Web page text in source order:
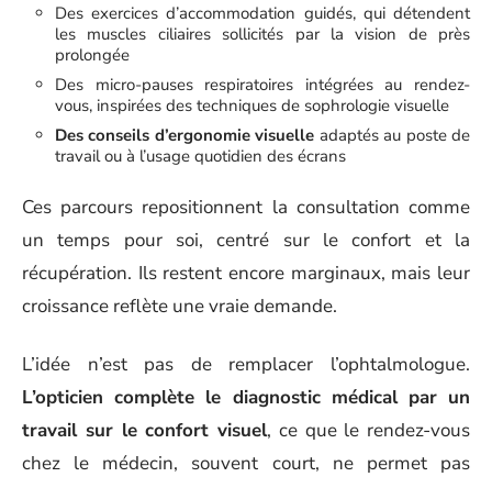
Des exercices d’accommodation guidés, qui détendent
les muscles ciliaires sollicités par la vision de près
prolongée
Des micro-pauses respiratoires intégrées au rendez-
vous, inspirées des techniques de sophrologie visuelle
Des conseils d’ergonomie visuelle adaptés au poste de
travail ou à l’usage quotidien des écrans
Ces parcours repositionnent la consultation comme
un temps pour soi, centré sur le confort et la
récupération. Ils restent encore marginaux, mais leur
croissance reflète une vraie demande.
L’idée n’est pas de remplacer l’ophtalmologue.
L’opticien complète le diagnostic médical par un
travail sur le confort visuel, ce que le rendez-vous
chez le médecin, souvent court, ne permet pas